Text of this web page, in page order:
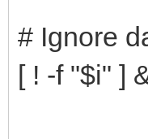
# Ignore
[ ! -f "$i" ]